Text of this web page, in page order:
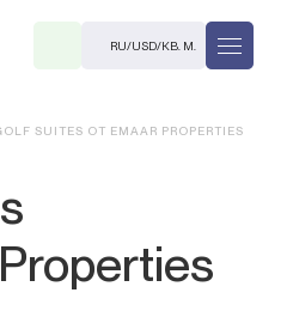
RU/USD/КВ. М.
SUITES ОТ EMAAR PROPERTIES